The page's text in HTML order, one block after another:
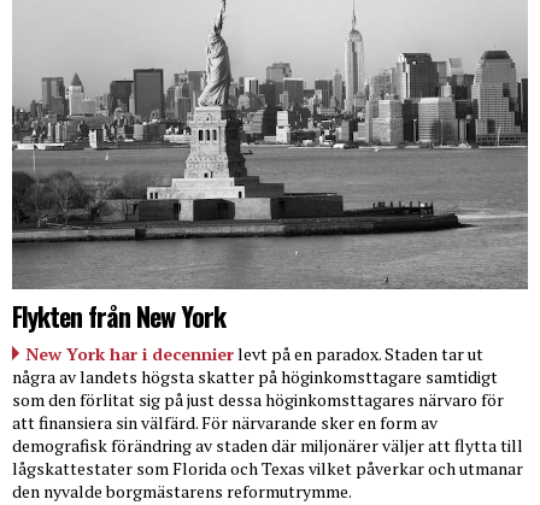
Flykten från New York
New York har i decennierlevt på en paradox. Staden tar ut
några av landets högsta skatter på höginkomsttagare samtidigt
som den förlitat sig på just dessa höginkomsttagares närvaro för
att finansiera sin välfärd. För närvarande sker en form av
demografisk förändring av staden där miljonärer väljer att flytta till
lågskattestater som Florida och Texas vilket påverkar och utmanar
den nyvalde borgmästarens reformutrymme.